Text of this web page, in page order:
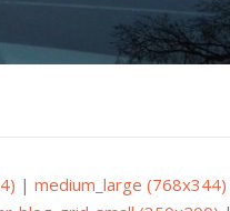
| medium_large (768x344)